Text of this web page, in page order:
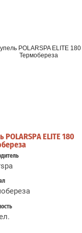
POLARSPA ELITE 180